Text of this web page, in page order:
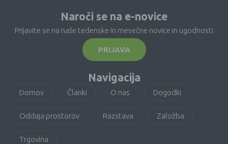
Naroči se na e-novice
Prijavite se na naše tedenske in mesečne novice in ugodnosti
PRIJAVA
Navigacija
Domov Članki O nas Dogodki
Oddaja prostorov Razstava Založba
Trgovina